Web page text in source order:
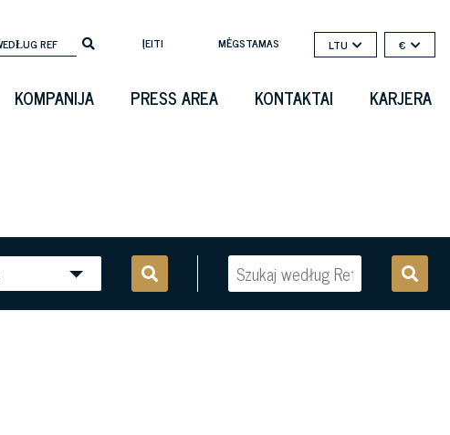
ĮEITI MĖGSTAMAS LTU €
KOMPANIJA PRESS AREA KONTAKTAI KARJERA